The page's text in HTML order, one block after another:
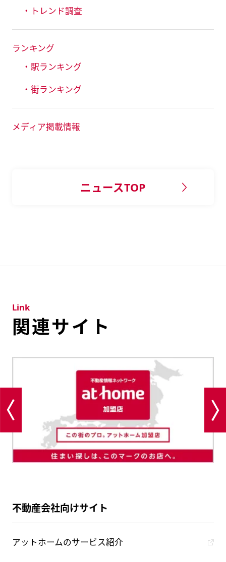
・トレンド調査
ランキング
・駅ランキング
・街ランキング
メディア掲載情報
ニュースTOP
関連サイト
Link
不動産会社向けサイト
アットホームのサービス紹介